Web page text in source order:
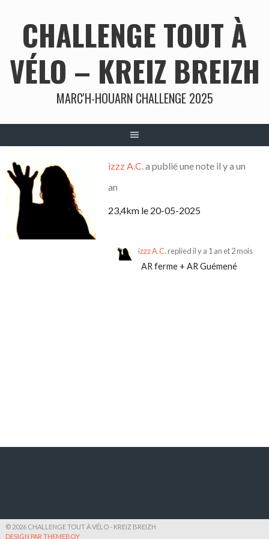
CHALLENGE TOUT À
VÉLO – KREIZ BREIZH
MARC'H-HOUARN CHALLENGE 2025
izzz A.C.a publié une note il y a un
an
23,4km le 20-05-2025
izzz A.C.repliedil y a 1 an et 2 mois
AR ferme + AR Guémené
© 2026 CHALLENGE TOUT À VÉLO - KREIZ BREIZH
DESIGN PAR THEMEBOY